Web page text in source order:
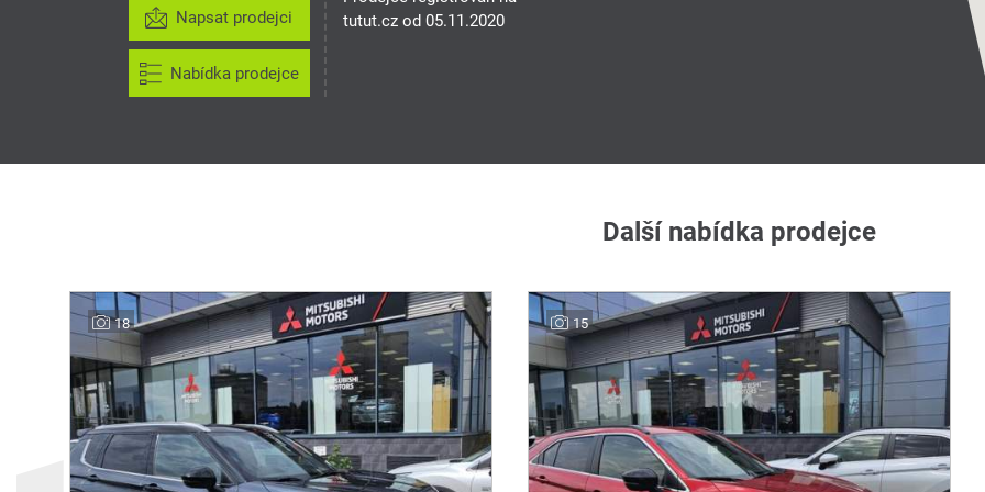
Napsat prodejci
Nabídka prodejce
tutut.cz od 05.11.2020
Další nabídka prodejce
18 15